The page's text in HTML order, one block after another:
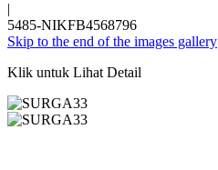
|
5485-NIKFB4568796
Skip to the end of the images gallery
Klik untuk Lihat Detail